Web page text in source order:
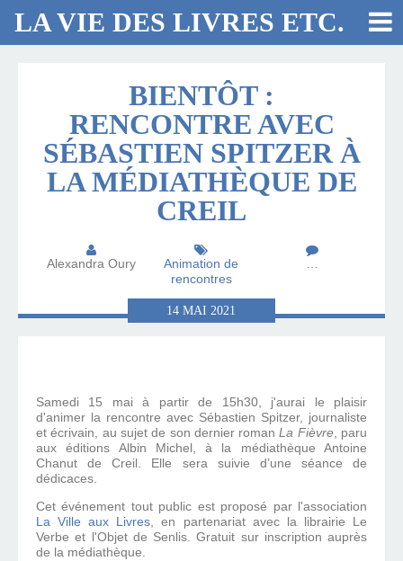
LA VIE DES LIVRES ETC.
BIENTÔT :
RENCONTRE AVEC
SÉBASTIEN SPITZER À
LA MÉDIATHÈQUE DE
CREIL
Alexandra Oury
Animation de
rencontres
…
14MAI2021
Samedi 15 mai à partir de 15h30, j'aurai le plaisir
d'animer la rencontre avec Sébastien Spitzer, journaliste
et écrivain, au sujet de son dernier romanLa Fièvre, paru
aux éditions Albin Michel, à la médiathèque Antoine
Chanut de Creil. Elle sera suivie d’une séance de
dédicaces.
Cet événement tout public est proposé par l'association
La Ville aux Livres, en partenariat avec la librairie Le
Verbe et l'Objet de Senlis. Gratuit sur inscription auprès
de la médiathèque.